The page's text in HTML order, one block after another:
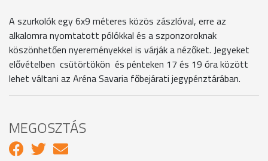
A szurkolók egy 6x9 méteres közös zászlóval, erre az
alkalomra nyomtatott pólókkal és a szponzoroknak
köszönhetően nyereményekkel is várják a nézőket. Jegyeket
elővételben csütörtökön és pénteken 17 és 19 óra között
lehet váltani az Aréna Savaria főbejárati jegypénztárában.
MEGOSZTÁS